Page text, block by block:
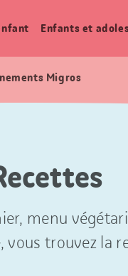
Enfants et
Migros
menu
vous trouvez la